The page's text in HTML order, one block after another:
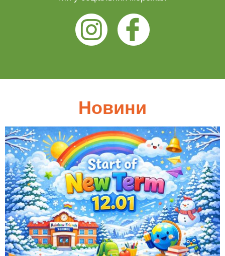
Новини